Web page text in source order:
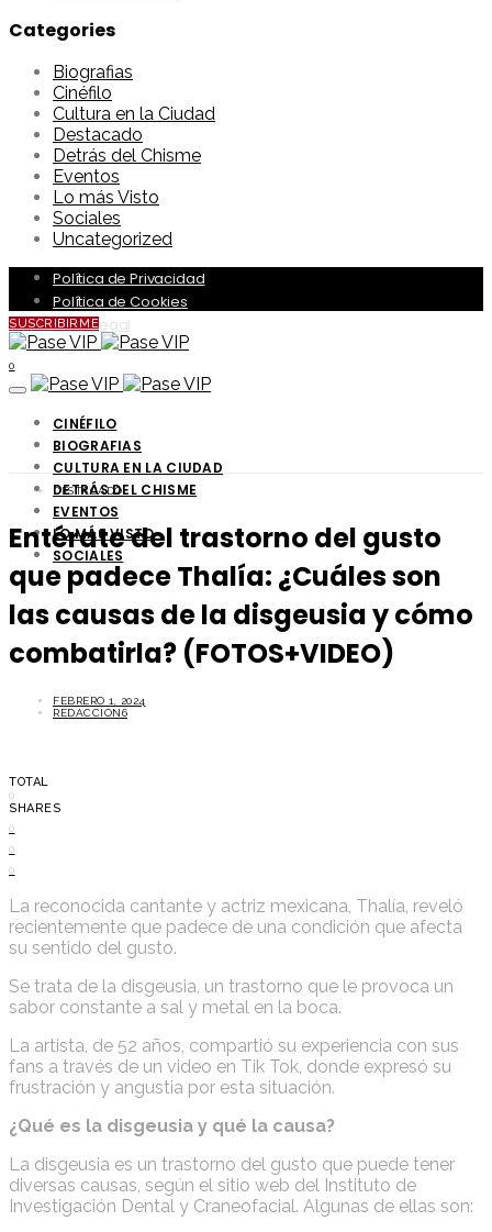
Categories
Biografias
Cinéfilo
Cultura en la Ciudad
Destacado
Detrás del Chisme
Eventos
Lo más Visto
Sociales
Uncategorized
Política de Privacidad
Política de Cookies
Aviso Legal
SUSCRIBIRME
0
CINÉFILO
BIOGRAFIAS
CULTURA EN LA CIUDAD
DETRÁS DEL CHISME
EVENTOS
LO MÁS VISTO
SOCIALES
DESTACADO
Entérate del trastorno del gusto
que padece Thalía: ¿Cuáles son
las causas de la disgeusia y cómo
combatirla? (FOTOS+VIDEO)
FEBRERO 1, 2024
REDACCION6
TOTAL
0
SHARES
0
0
0
La reconocida cantante y actriz mexicana, Thalía, reveló
recientemente que padece de una condición que afecta
su sentido del gusto.
Se trata de la disgeusia, un trastorno que le provoca un
sabor constante a sal y metal en la boca.
La artista, de 52 años, compartió su experiencia con sus
fans a través de un video en Tik Tok, donde expresó su
frustración y angustia por esta situación.
¿Qué es la disgeusia y qué la causa?
La disgeusia es un trastorno del gusto que puede tener
diversas causas, según el sitio web del Instituto de
Investigación Dental y Craneofacial. Algunas de ellas son: